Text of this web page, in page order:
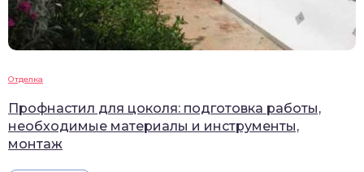
Отделка
Профнастил для цоколя: подготовка работы,
необходимые материалы и инструменты,
монтаж